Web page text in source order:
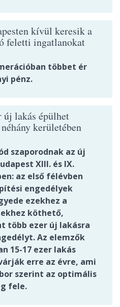
kívül keresik a
feletti ingatlanokat
többet ér
pénz.
új lakás épülhet
kerületében
szaporodnak az új
XIII. és IX.
az első félévben
engedélyek
ezekhez a
köthető,
több ezer új lakásra
Az elemzők
15-17 ezer lakás
erre az évre, ami
szerint az optimális
fele.